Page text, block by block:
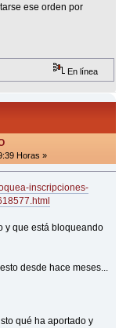
ese orden por
En línea
Horas »
inscripciones-
y que está bloqueando
desde hace meses...
qué ha aportado y